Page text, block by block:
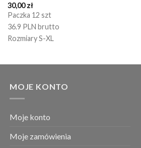
30,00zł
Paczka 12 szt
36.9 PLN brutto
Rozmiary S-XL
MOJE KONTO
Moje konto
Moje zamówienia